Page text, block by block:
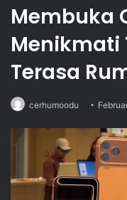
Membuka
Menikmati
Terasa
cerhumoodu